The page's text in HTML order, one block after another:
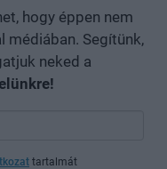
hogy éppen nem
médiában. Segítünk,
neked a
tartalmát